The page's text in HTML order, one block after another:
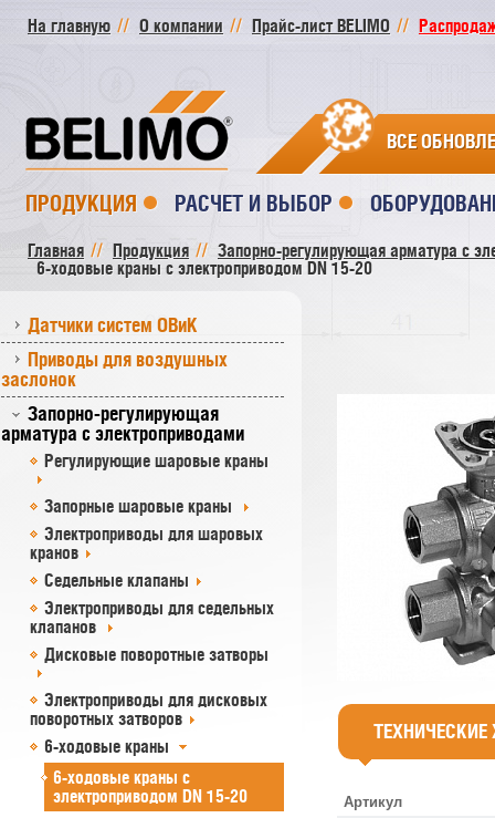
На главную О компании Прайс-лист BELIMO
ВСЕ
ПРОДУКЦИЯ РАСЧЕТ И ВЫБОР
Главная Продукция
Запорно-регулирующая арматура с
6-ходовые краны с электроприводом DN 15-20
Датчики систем ОВиК
Приводы для воздушных
заслонок
Запорно-регулирующая
арматура с электроприводами
Регулирующие шаровые краны
Запорные шаровые краны
Электроприводы для шаровых
кранов
Седельные клапаны
Электроприводы для седельных
клапанов
Дисковые поворотные затворы
Электроприводы для дисковых
поворотных затворов
6-ходовые краны
6-ходовые краны с
электроприводом DN 15-20
Артикул